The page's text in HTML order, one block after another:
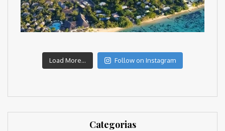
Load More... Follow on Instagram
Categorias